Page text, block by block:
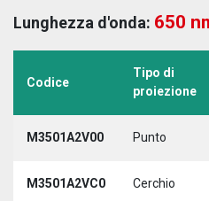
Lunghezza d'onda: 650
Codice
Tipo di
proiezione
M3501A2V00 Punto
M3501A2VC0 Cerchio